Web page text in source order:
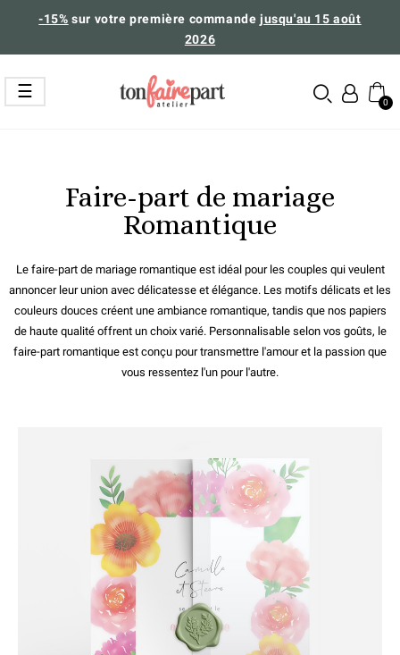
-15% sur votre première commandejusqu'au 15 août
2026
Basculer
la
navigation
☰
Faire-part de mariage
Romantique
Le faire-part de mariage romantique est idéal pour les couples qui veulent
annoncer leur union avec délicatesse et élégance. Les motifs délicats et les
couleurs douces créent une ambiance romantique, tandis que nos papiers
de haute qualité offrent un choix varié. Personnalisable selon vos goûts, le
faire-part romantique est conçu pour transmettre l'amour et la passion que
vous ressentez l'un pour l'autre.